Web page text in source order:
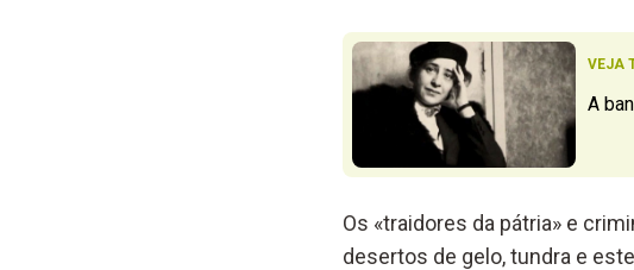
VEJA
A
Os «traidores da pátria» e
desertos de gelo, tundra e